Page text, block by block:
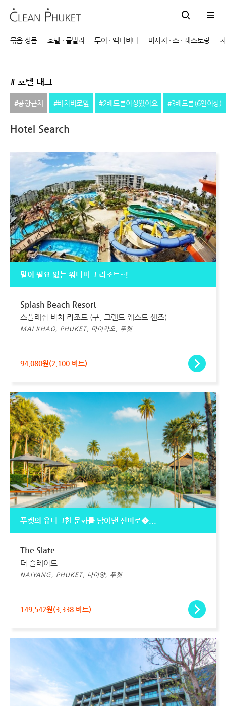
묶음 상품 호텔 · 풀빌라 투어 · 액티비티 마사지 · 쇼 · 레스토랑
# 호텔 태그
#공항근처 #비치바로앞 #2베드룸이상있어요 #3베드룸(6인이상)
Hotel Search
말이 필요 없는 워터파크 리조트~!
Splash Beach Resort
스플래쉬 비치 리조트 (구, 그랜드 웨스트 샌즈)
MAI KHAO, PHUKET, 마이카오, 푸켓
94,080원(2,100 바트)
푸켓의 유니크한 문화를 담아낸 신비로�...
The Slate
더 슬레이트
NAIYANG, PHUKET, 나이양, 푸켓
149,542원(3,338 바트)